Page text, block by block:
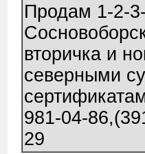
Продам 1-2-
вторичка и
северными
981-04-
29